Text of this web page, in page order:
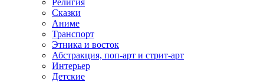
Религия
Сказки
Аниме
Транспорт
Этника и восток
Абстракция, поп-арт и стрит-арт
Интерьер
Детские